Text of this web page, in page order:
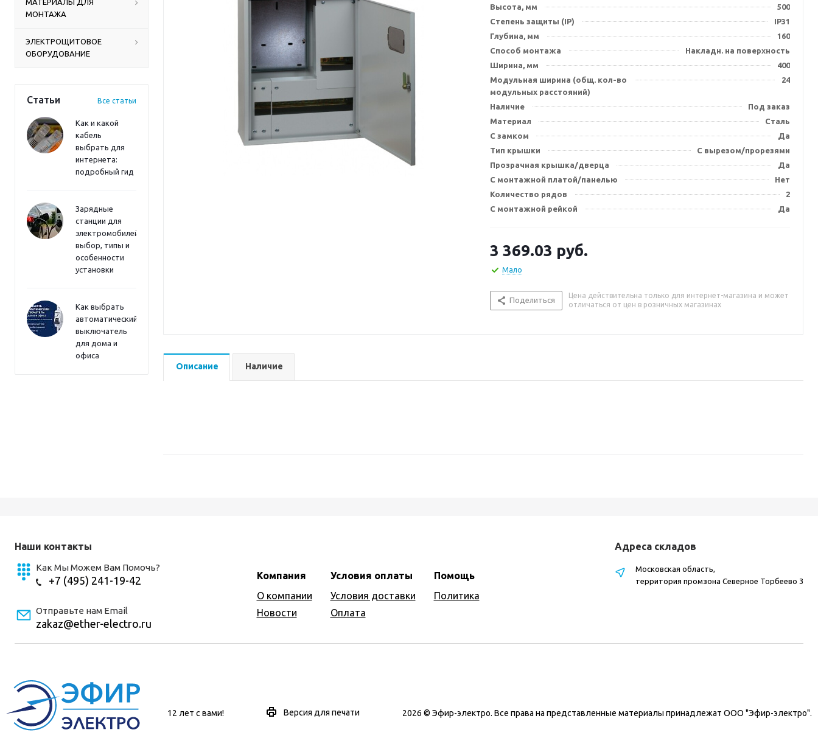
МАТЕРИАЛЫ ДЛЯ
МОНТАЖА
ЭЛЕКТРОЩИТОВОЕ
ОБОРУДОВАНИЕ
Статьи Все статьи
Как и какой
кабель
выбрать для
интернета:
подробный гид
Зарядные
станции для
электромобилей:
выбор, типы и
особенности
установки
Как выбрать
автоматический
выключатель
для дома и
офиса
Высота, мм
500
Степень защиты (IP)
IP31
Глубина, мм
160
Способ монтажа
Накладн. на поверхность
Ширина, мм
400
Модульная ширина (общ. кол-во
модульных расстояний)
24
Наличие
Под заказ
Материал
Сталь
С замком
Да
Тип крышки
С вырезом/прорезями
Прозрачная крышка/дверца
Да
С монтажной платой/панелью
Нет
Количество рядов
2
С монтажной рейкой
Да
3 369.03 руб.
Мало
Поделиться
Цена действительна только для интернет-магазина и может
отличаться от цен в розничных магазинах
Описание Наличие
Наши контакты
Как Мы Можем Вам Помочь?
+7 (495) 241-19-42
Отправьте нам Email
zakaz@ether-electro.ru
Компания
О компании
Новости
Условия оплаты
Условия доставки
Оплата
Помощь
Политика
Адреса складов
Московская область,
территория промзона Северное Торбеево 3
12 лет с вами! Версия для печати 2026 © Эфир-электро. Все права на представленные материалы принадлежат ООО "Эфир-электро".